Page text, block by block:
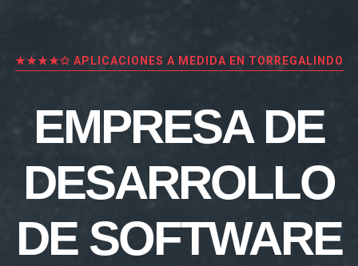
★★★★✩ APLICACIONES A MEDIDA EN TORREGALINDO
EMPRESA DE
DESARROLLO
DE SOFTWARE